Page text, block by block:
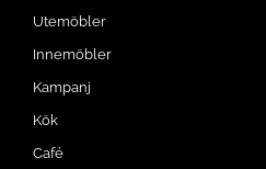
Utemöbler
Innemöbler
Kampanj
Kök
Café